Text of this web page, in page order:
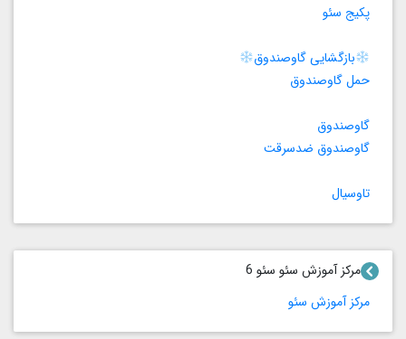
پکیج سئو
بازگشایی گاوصندوق
حمل گاوصندوق
گاوصندوق
گاوصندوق ضدسرقت
تاوسیال
مرکز آموزش سئو سئو 6
مرکز آموزش سئو